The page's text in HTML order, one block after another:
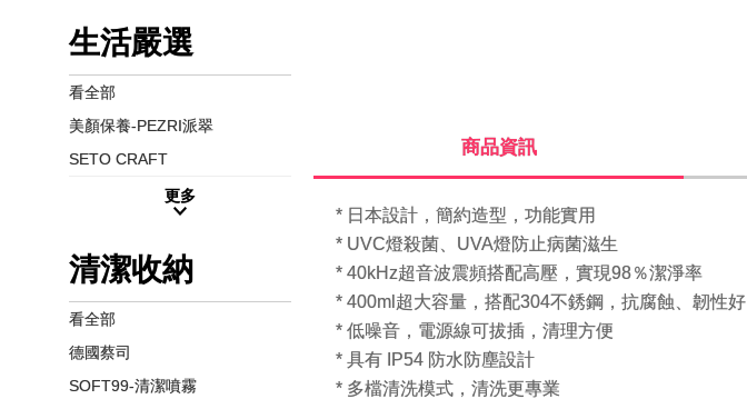
生活嚴選
看全部
美顏保養-PEZRI派翠
SETO CRAFT
更多
清潔收納
看全部
德國蔡司
SOFT99-清潔噴霧
商品資訊
* 日本設計，簡約造型，功能實用
* UVC燈殺菌、UVA燈防止病菌滋生
* 40kHz超音波震頻搭配高壓，實現98％潔淨率
* 400ml超大容量，搭配304不銹鋼，抗腐蝕、韌性好
* 低噪音，電源線可拔插，清理方便
* 具有 IP54 防水防塵設計
* 多檔清洗模式，清洗更專業